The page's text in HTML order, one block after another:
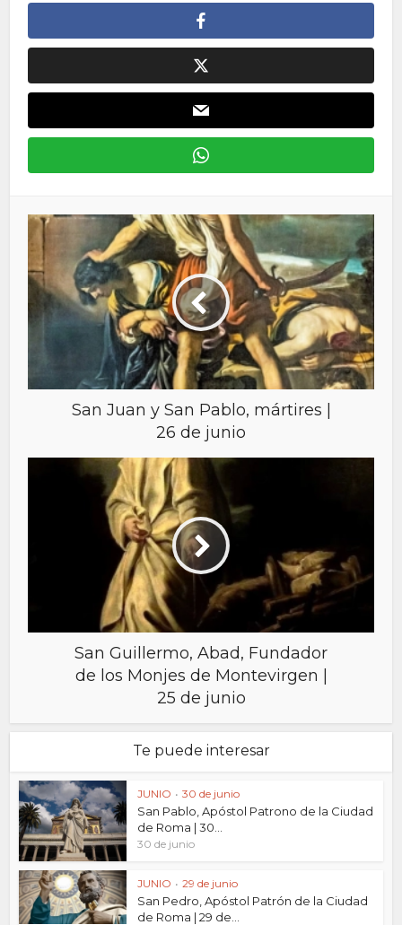
San Juan y San Pablo, mártires |
26 de junio
San Guillermo, Abad, Fundador
de los Monjes de Montevirgen |
25 de junio
Te puede interesar
JUNIO • 30 de junio
San Pablo, Apóstol Patrono de la Ciudad
de Roma | 30...
30 de junio
JUNIO • 29 de junio
San Pedro, Apóstol Patrón de la Ciudad
de Roma | 29 de...